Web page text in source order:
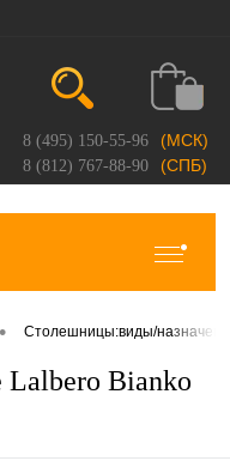
8 (495) 150-55-96 (МСК)
8 (812) 767-88-90 (СПБ)
• Столешницы:виды/
Bianko